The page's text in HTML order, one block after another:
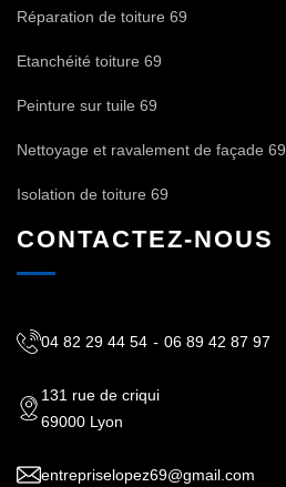
Réparation de toiture 69
Etanchéité toiture 69
Peinture sur tuile 69
Nettoyage et ravalement de façade 69
Isolation de toiture 69
CONTACTEZ-NOUS
04 82 29 44 54 - 06 89 42 87 97
131 rue de criqui
69000 Lyon
entrepriselopez69@gmail.com